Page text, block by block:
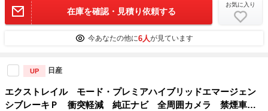
在庫を確認・見積り依頼する
お気に入り
今あなたの他に6人が見ています
UP 日産
エクストレイル モード・プレミアハイブリッドエマージェン
シブレーキＰ 衝突軽減 純正ナビ 全周囲カメラ 禁煙車